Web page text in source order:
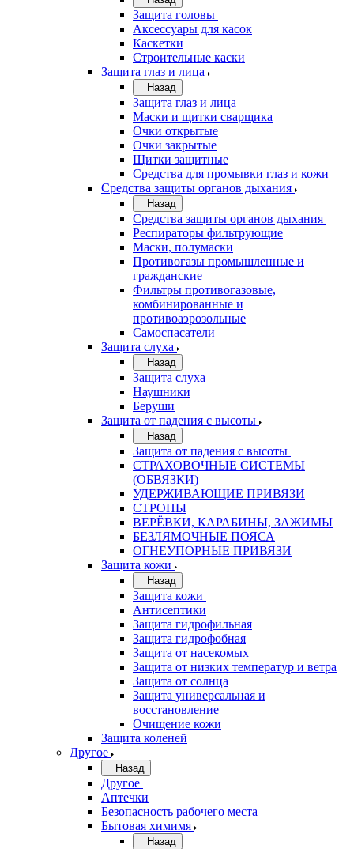
Защита головы
Аксессуары для касок
Каскетки
Строительные каски
Защита глаз и лица
Назад
Защита глаз и лица
Маски и щитки сварщика
Очки открытые
Очки закрытые
Щитки защитные
Средства для промывки глаз и кожи
Средства защиты органов дыхания
Назад
Средства защиты органов дыхания
Респираторы фильтрующие
Маски, полумаски
Противогазы промышленные и
гражданские
Фильтры противогазовые,
комбинированные и
противоаэрозольные
Самоспасатели
Защита слуха
Назад
Защита слуха
Наушники
Беруши
Защита от падения с высоты
Назад
Защита от падения с высоты
СТРАХОВОЧНЫЕ СИСТЕМЫ
(ОБВЯЗКИ)
УДЕРЖИВАЮЩИЕ ПРИВЯЗИ
СТРОПЫ
ВЕРЁВКИ, КАРАБИНЫ, ЗАЖИМЫ
БЕЗЛЯМОЧНЫЕ ПОЯСА
ОГНЕУПОРНЫЕ ПРИВЯЗИ
Защита кожи
Назад
Защита кожи
Антисептики
Защита гидрофильная
Защита гидрофобная
Защита от насекомых
Защита от низких температур и ветра
Защита от солнца
Защита универсальная и
восстановление
Очищение кожи
Защита коленей
Другое
Назад
Другое
Аптечки
Безопасность рабочего места
Бытовая химимя
Назад